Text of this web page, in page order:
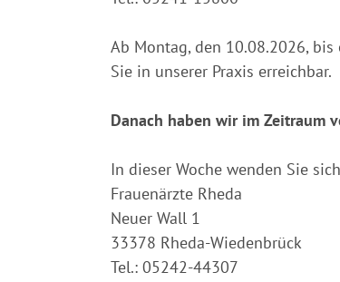
Ab Montag, den 10.08.2026,
Sie in unserer Praxis erreichbar.
Danach haben wir im Zeitraum
In dieser Woche wenden Sie
Frauenärzte Rheda
Neuer Wall 1
33378 Rheda-Wiedenbrück
Tel.: 05242-44307